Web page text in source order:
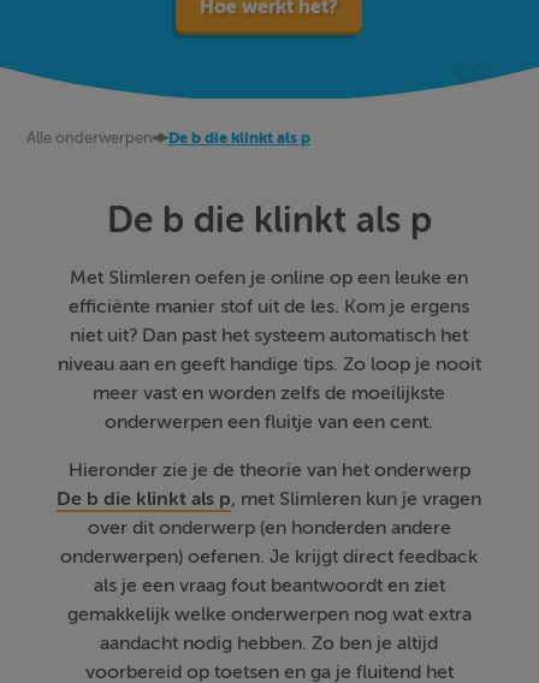
Hoe werkt het?
Alle onderwerpen De b die klinkt als p
De b die klinkt als p
Met Slimleren oefen je online op een leuke en
efficiënte manier stof uit de les. Kom je ergens
niet uit? Dan past het systeem automatisch het
niveau aan en geeft handige tips. Zo loop je nooit
meer vast en worden zelfs de moeilijkste
onderwerpen een fluitje van een cent.
Hieronder zie je de theorie van het onderwerp
De b die klinkt als p, met Slimleren kun je vragen
over dit onderwerp (en honderden andere
onderwerpen) oefenen. Je krijgt direct feedback
als je een vraag fout beantwoordt en ziet
gemakkelijk welke onderwerpen nog wat extra
aandacht nodig hebben. Zo ben je altijd
voorbereid op toetsen en ga je fluitend het